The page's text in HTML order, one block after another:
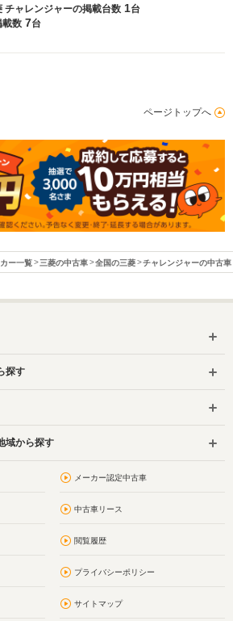
チャレンジャーの掲載台数 1台
載数 7台
ページトップへ
ー一覧 三菱の中古車 全国の三菱 チャレンジャーの中古車
探す
域から探す
メーカー認定中古車
中古車リース
閲覧履歴
プライバシーポリシー
サイトマップ